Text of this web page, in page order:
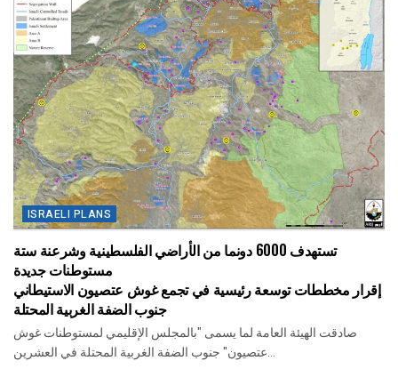
ISRAELI PLANS
تستهدف 6000 دونما من الأراضي الفلسطينية وشرعنة ستة
مستوطنات جديدة
إقرار مخططات توسعة رئيسية في تجمع غوش عتصيون الاستيطاني
جنوب الضفة الغربية المحتلة
صادقت الهيئة العامة لما يسمى "بالمجلس الإقليمي لمستوطنات غوش